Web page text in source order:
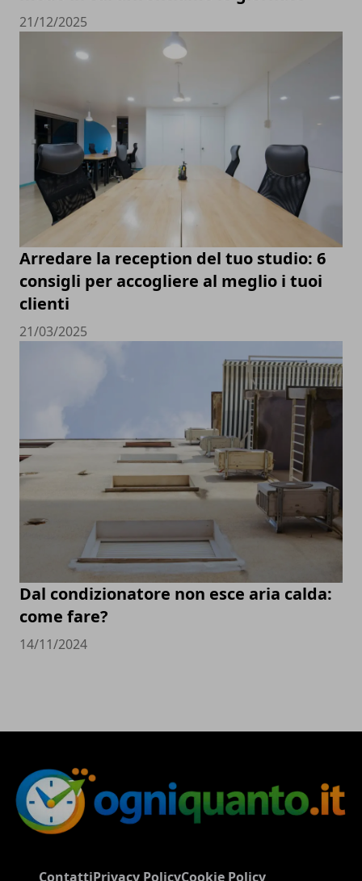
21/12/2025
Arredare la reception del tuo studio: 6
consigli per accogliere al meglio i tuoi
clienti
21/03/2025
Dal condizionatore non esce aria calda:
come fare?
14/11/2024
ContattiPrivacy PolicyCookie Policy